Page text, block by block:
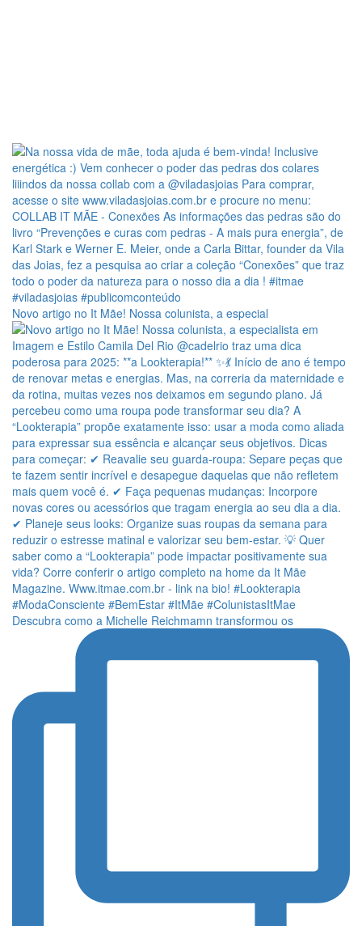
Novo artigo no It Mãe! Nossa colunista, a especial
Descubra como a Michelle Reichmamn transformou os